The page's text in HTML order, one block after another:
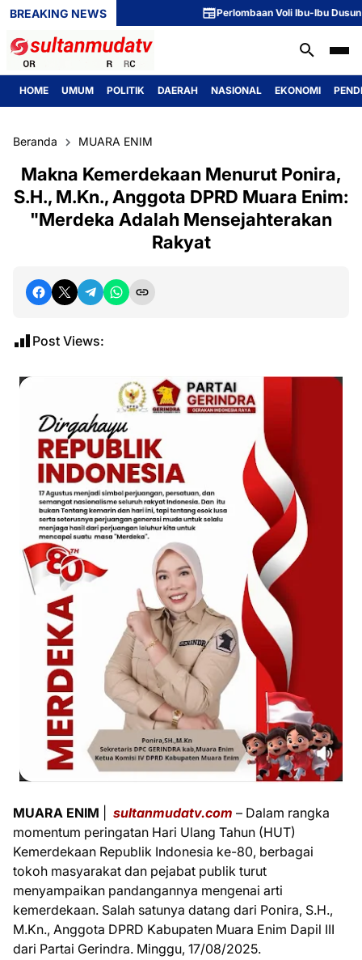
BREAKING NEWS Perlombaan Voli Ibu-Ibu Dusun 1
HOME UMUM POLITIK DAERAH NASIONAL EKONOMI
Beranda MUARA ENIM
Makna Kemerdekaan Menurut Ponira,
S.H., M.Kn., Anggota DPRD Muara Enim:
"Merdeka Adalah Mensejahterakan
Rakyat
Post Views:
MUARA ENIM sultanmudatv.com – Dalam rangka
momentum peringatan Hari Ulang Tahun (HUT)
Kemerdekaan Republik Indonesia ke-80, berbagai
tokoh masyarakat dan pejabat publik turut
menyampaikan pandangannya mengenai arti
kemerdekaan. Salah satunya datang dari Ponira, S.H.,
M.Kn., Anggota DPRD Kabupaten Muara Enim Dapil III
dari Partai Gerindra. Minggu, 17/08/2025.